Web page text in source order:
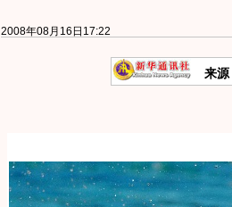
2008年08月16日17:22
来源